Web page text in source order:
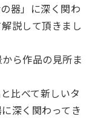
器」に深く関わ
説して頂きまし
ら作品の見所ま
比べて新しいタ
深く関わってき